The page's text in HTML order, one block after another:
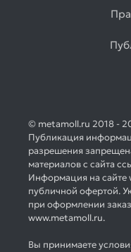
© metamoll.ru 2018 -
Публикация
разрешения
материалов с сайта
Информация на сайте
публичной офертой.
при оформлении
www.metamoll.ru.
Вы принимаете